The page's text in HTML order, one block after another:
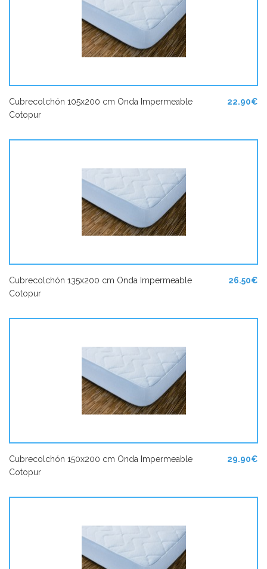
22.90€
Cubrecolchón 105x200 cm Onda Impermeable
Cotopur
26.50€
Cubrecolchón 135x200 cm Onda Impermeable
Cotopur
29.90€
Cubrecolchón 150x200 cm Onda Impermeable
Cotopur